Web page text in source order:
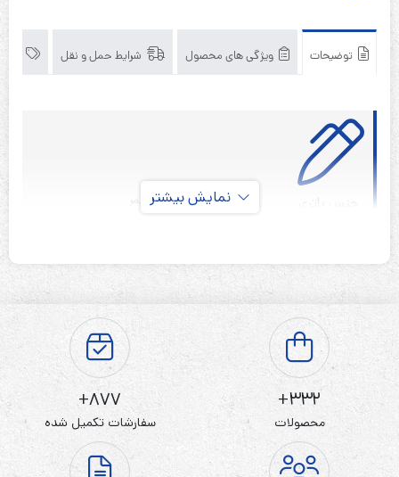
توضیحات ویژگی های محصول شرایط حمل و نقل
جنس باتری لیتیوم پلیمر
ولتاژ باتری 3.7 ولت
ظرفیت باتری
نوع ترمینال سوکت دارد
گارانتی ندارد
باتری لیتیوم پلیمر 3.7 ولت 1100 میلی آمپر HP 903052
موریسل MORICELL
نمایش بیشتر
332+
محصولات
877+
سفارشات تکمیل شده